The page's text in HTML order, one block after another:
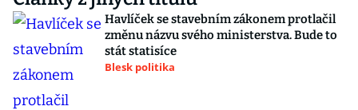
Havlíček se stavebním zákonem protlačil
změnu názvu svého ministerstva. Bude to
stát statisíce
Blesk politika